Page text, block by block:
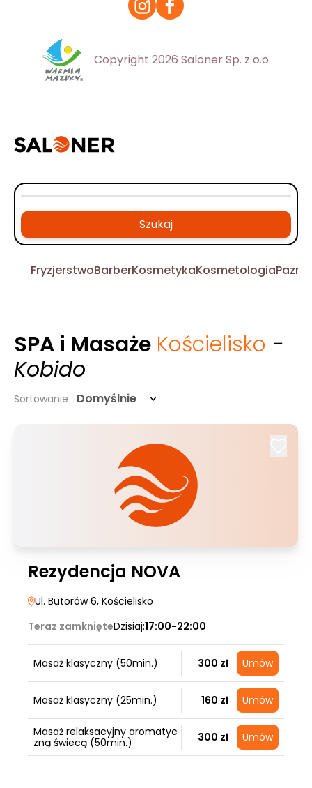
Copyright 2026 Saloner Sp. z o.o.
Szukaj
FryzjerstwoBarberKosmetykaKosmetologia
SPA i Masaże Kościelisko -
Kobido
Sortowanie Domyślnie
Rezydencja NOVA
Ul. Butorów 6, Kościelisko
Teraz zamknięteDzisiaj:17:00-22:00
Masaż klasyczny (50min.) 300 zł Umów
Masaż klasyczny (25min.) 160 zł Umów
Masaż relaksacyjny aromatyc
zną świecą (50min.)
300 zł Umów